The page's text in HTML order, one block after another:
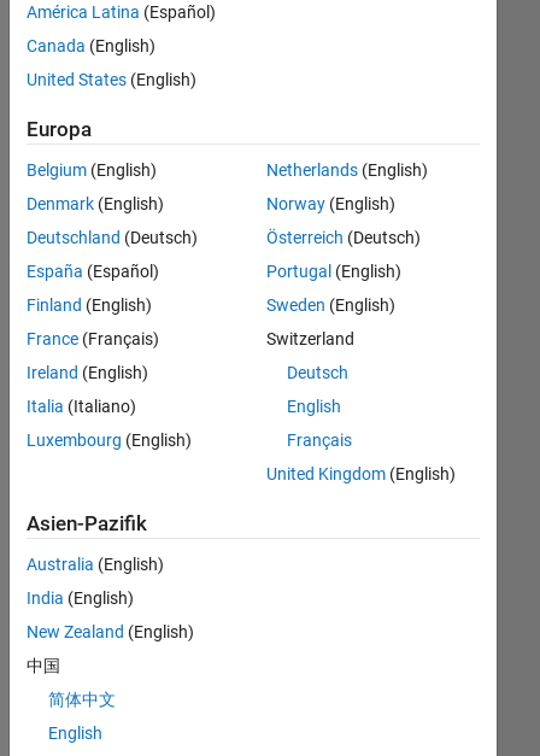
es
keine
offenen
Stellen,
Ihren
Suchkriterien
entsprechen.
können
die
Suchkriterien
weiter
fassen
oder
alle
Stellenangebote
anzeigen .
noch
keine
offenen
Stellen
können,
die
Ihren
América Latina (Español)
Canada (English)
United States (English)
Europa
Belgium (English)
Denmark (English)
Deutschland (Deutsch)
España (Español)
Finland (English)
France (Français)
Ireland (English)
Italia (Italiano)
Luxembourg (English)
Netherlands(English)
Norway(English)
Österreich (Deutsch)
Portugal (English)
Sweden (English)
Switzerland
Deutsch
English
Français
United Kingdom(English)
Asien-Pazifik
Australia (English)
India (English)
New Zealand (English)
中国
简体中文
English